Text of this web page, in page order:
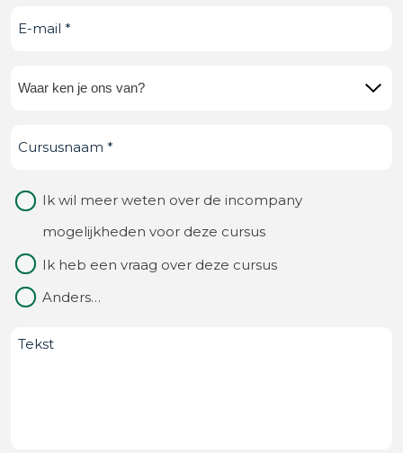
E-
Waar
je
van?
(Vereist)
Cursusnaam (Vereist)
Waarom
contact
Ik wil meer weten over de incompany
mogelijkheden voor deze cursus
Ik heb een vraag over deze cursus
Anders…
Bericht